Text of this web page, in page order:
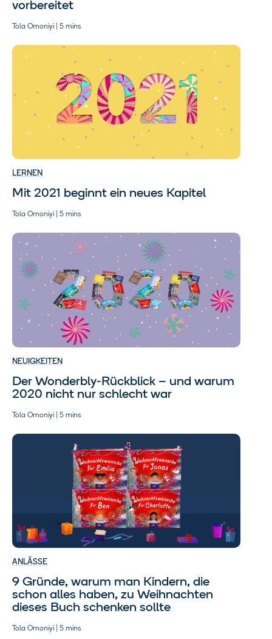
vorbereitet
Tola Omoniyi | 5 mins
LERNEN
Mit 2021 beginnt ein neues Kapitel
Tola Omoniyi | 5 mins
NEUIGKEITEN
Der Wonderbly-Rückblick – und warum
2020 nicht nur schlecht war
Tola Omoniyi | 5 mins
ANLÄSSE
9 Gründe, warum man Kindern, die
schon alles haben, zu Weihnachten
dieses Buch schenken sollte
Tola Omoniyi | 5 mins